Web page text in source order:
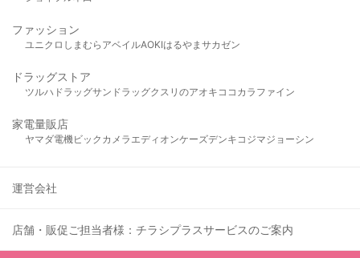
ファッション
ユニクロ しまむら アベイルAOKIはるやま サカゼン
ドラッグストア
ツルハドラッグサンドラッグクスリのアオキ ココカラファイン
家電量販店
ヤマダ電機ビックカメラ エディオンケーズデンキ コジマジョーシン
運営会社
店舗・販促ご担当者様：チラシプラスサービスのご案内